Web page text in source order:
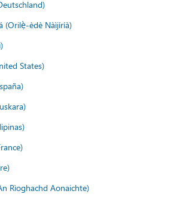
(Orilẹ̀-èdè Nàìjíríà)
States)
Rìoghachd Aonaichte)